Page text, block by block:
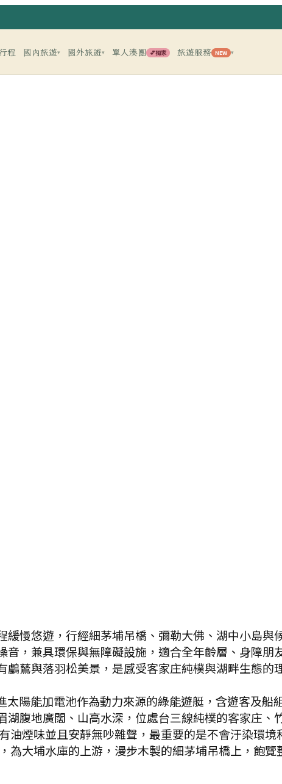
程 國內旅遊▾ 國外旅遊▾ 單人湊團 💕獨家 旅遊服務 NEW ▾
慢悠遊，行經細茅埔吊橋、彌勒大佛、湖中小島與
，兼具環保與無障礙設施，適合全年齡層、身障朋
鶿與落羽松美景，是感受客家庄純樸與湖畔生態
陽能加電池作為動力來源的綠能遊艇，含遊客及船
腹地廣闊、山高水深，位處台三線純樸的客家庄、
煙味並且安靜無吵雜聲，最重要的是不會汙染環
大埔水庫的上游，漫步木製的細茅埔吊橋上，飽覽